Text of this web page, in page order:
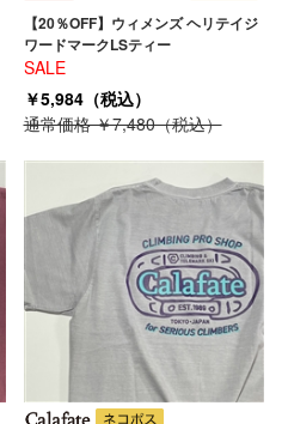
【20％OFF】ウィメンズ ヘリテイジ
ワードマークLSティー
SALE
￥5,984（税込）
通常価格 ￥7,480（税込）